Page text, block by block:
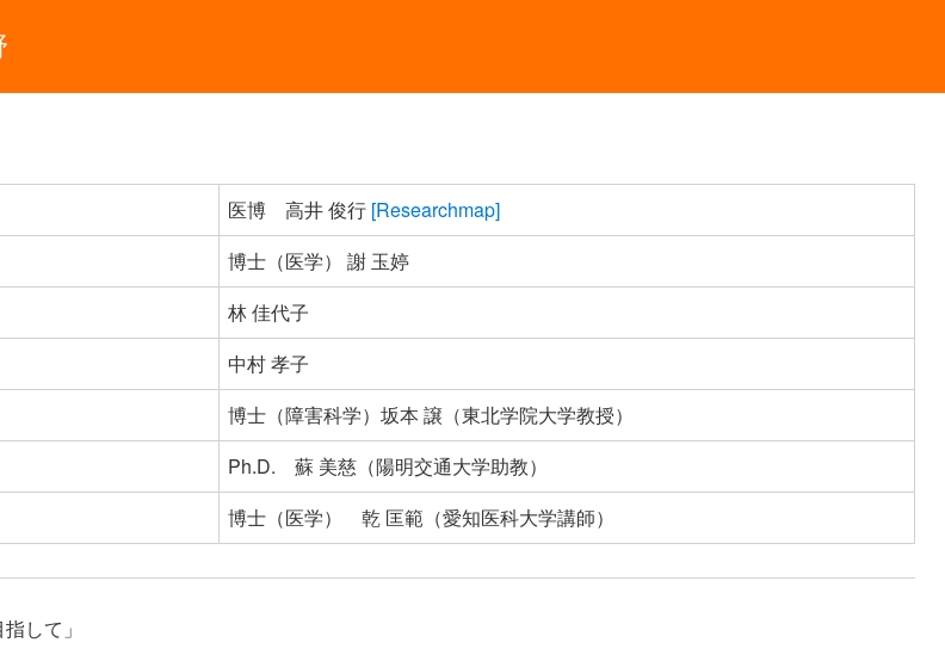
医博 高井 俊行 [Researchmap]
博士（医学） 謝 玉婷
林 佳代子
中村 孝子
博士（障害科学）坂本 譲（東北学院大学教授）
Ph.D. 蘇 美慈（陽明交通大学助教）
博士（医学） 乾 匡範（愛知医科大学講師）
して」